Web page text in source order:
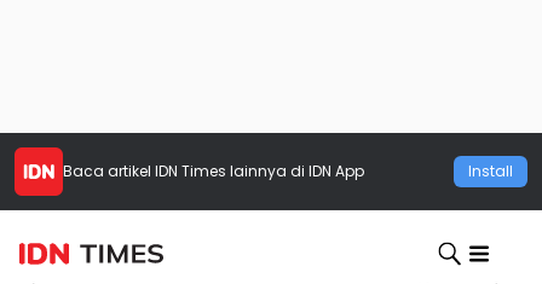
Baca artikel IDN Times lainnya di IDN App Install